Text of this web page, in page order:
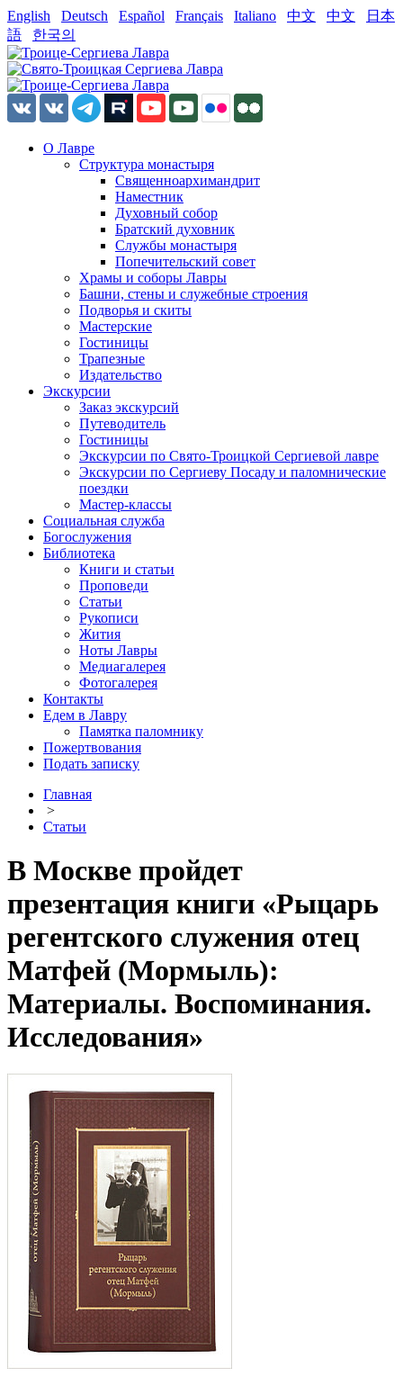
English Deutsch Español Français Italiano 中文 中文
日本
語
한국의
О Лавре
Структура монастыря
Священноархимандрит
Наместник
Духовный собор
Братский духовник
Службы монастыря
Попечительский совет
Храмы и соборы Лавры
Башни, стены и служебные строения
Подворья и скиты
Мастерские
Гостиницы
Трапезные
Издательство
Экскурсии
Заказ экскурсий
Путеводитель
Гостиницы
Экскурсии по Свято-Троицкой Сергиевой лавре
Экскурсии по Сергиеву Посаду и паломнические
поездки
Мастер-классы
Социальная служба
Богослужения
Библиотека
Книги и статьи
Проповеди
Статьи
Рукописи
Жития
Ноты Лавры
Медиагалерея
Фотогалерея
Контакты
Едем в Лавру
Памятка паломнику
Пожертвования
Подать записку
Главная
>
Статьи
В Москве пройдет
презентация книги «Рыцарь
регентского служения отец
Матфей (Мормыль):
Материалы. Воспоминания.
Исследования»